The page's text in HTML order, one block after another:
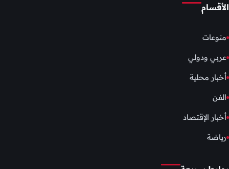
الأقسام
منوعات
عربي ودولي
أخبار محلية
الفن
أخبار الإقتصاد
رياضة